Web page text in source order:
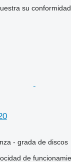
su
- grada de discos
de